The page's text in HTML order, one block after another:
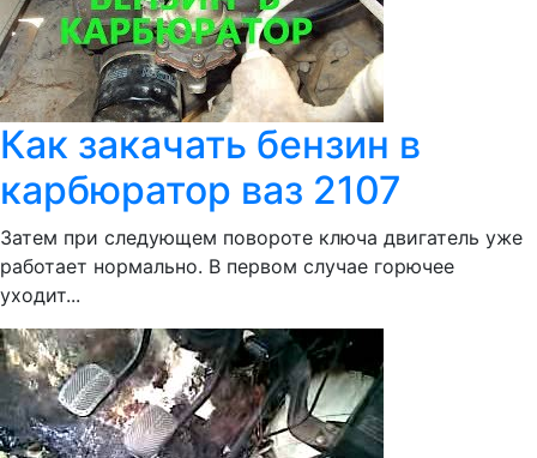
Как закачать бензин в
карбюратор ваз 2107
Затем при следующем повороте ключа двигатель уже
работает нормально. В первом случае горючее
уходит...